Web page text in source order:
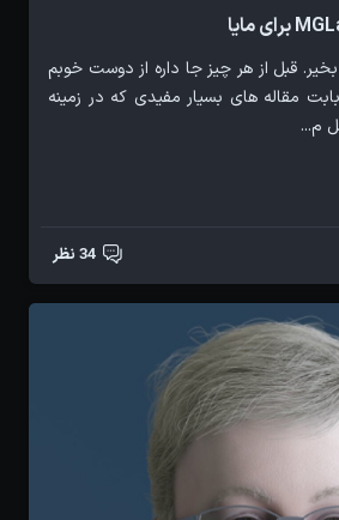
قبل از هر چیز جا داره از دوست خوبم
مقاله های بسیار مفیدی که در زمینه
م...
34 نظر